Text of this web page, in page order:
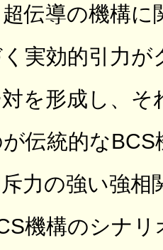
伝導の機構に
実効的引力
を形成し、
伝統的な
力の強い強相
機構のシナ